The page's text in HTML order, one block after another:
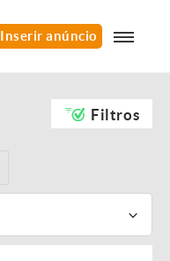
Inserir anúncio
Filtros